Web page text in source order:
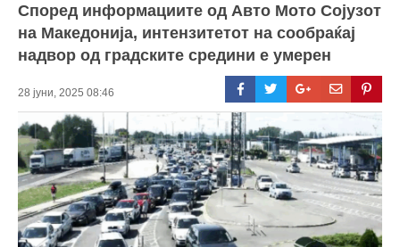
Според информациите од Авто Мото Сојузот
на Македонија, интензитетот на сообраќај
надвор од градските средини е умерен
28 јуни, 2025 08:46